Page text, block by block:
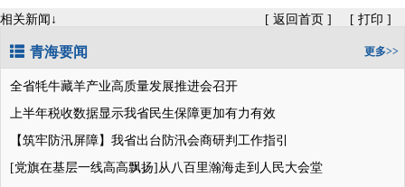
相关新闻↓ [ 返回首页 ] [ 打印 ]
青海要闻 更多>>
全省牦牛藏羊产业高质量发展推进会召开
上半年税收数据显示我省民生保障更加有力有效
【筑牢防汛屏障】我省出台防汛会商研判工作指引
[党旗在基层一线高高飘扬]从八百里瀚海走到人民大会堂